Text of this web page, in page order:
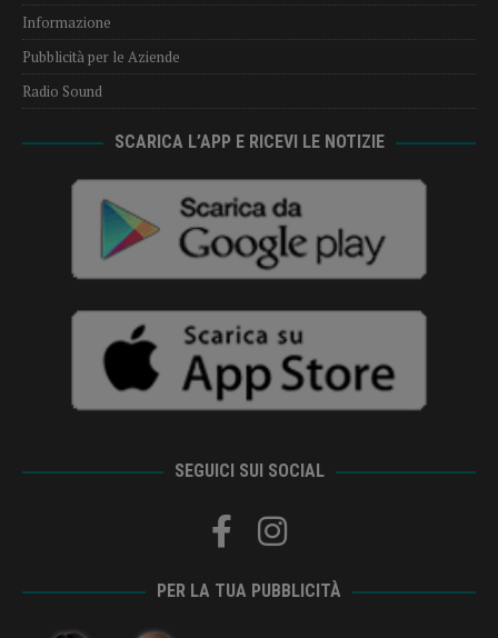
Informazione
Pubblicità per le Aziende
Radio Sound
SCARICA L’APP E RICEVI LE NOTIZIE
SEGUICI SUI SOCIAL
PER LA TUA PUBBLICITÀ